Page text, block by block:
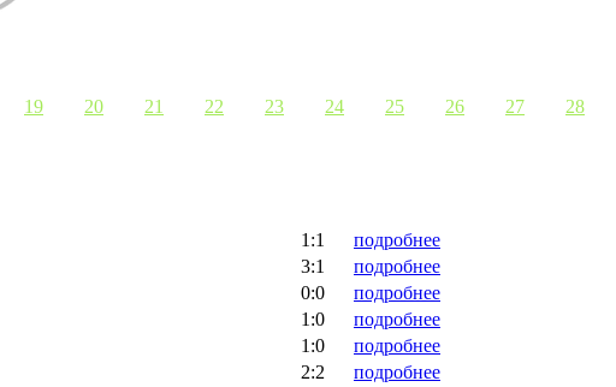
19 20 21 22 23 24 25 26 27 28
1:1
подробнее
3:1
подробнее
0:0
подробнее
1:0
подробнее
1:0
подробнее
2:2
подробнее